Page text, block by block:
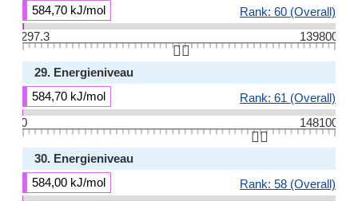
584,70 kJ/mol
Rank: 60 (Overall)
297.3
139800
👆🏻
29. Energieniveau
584,70 kJ/mol
Rank: 61 (Overall)
0
148100
👆🏻
30. Energieniveau
584,00 kJ/mol
Rank: 58 (Overall)